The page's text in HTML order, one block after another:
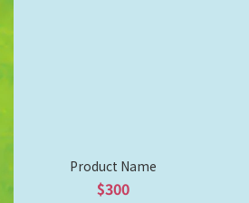
Product Name
$300